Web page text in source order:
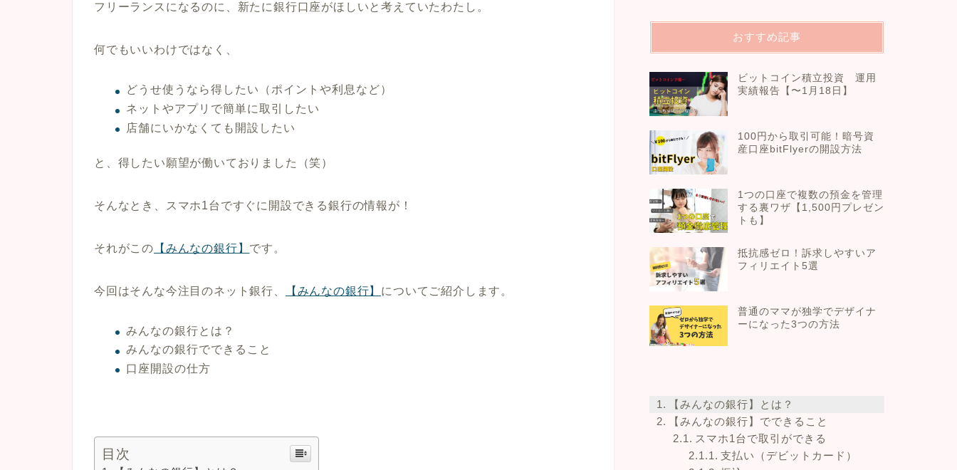
フリーランスになるのに、新たに銀行口座がほしいと考えていたわたし。
何でもいいわけではなく、
どうせ使うなら得したい（ポイントや利息など）
ネットやアプリで簡単に取引したい
店舗にいかなくても開設したい
と、得したい願望が働いておりました（笑）
そんなとき、スマホ1台ですぐに開設できる銀行の情報が！
それがこの 【みんなの銀行】 です。
今回はそんな今注目のネット銀行、 【みんなの銀行】 についてご紹介します。
みんなの銀行とは？
みんなの銀行でできること
口座開設の仕方
目次
おすすめ記事
ビットコイン積立投資 運用
実績報告【〜1月18日】
100円から取引可能！暗号資
産口座bitFlyerの開設方法
1つの口座で複数の預金を管理
する裏ワザ【1,500円プレゼン
トも】
抵抗感ゼロ！訴求しやすいア
フィリエイト5選
普通のママが独学でデザイナ
ーになった3つの方法
【みんなの銀行】とは？
【みんなの銀行】でできること
スマホ1台で取引ができる
支払い（デビットカード）